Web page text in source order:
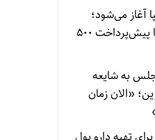
آغاز می‌شود؛
فروش کوئیک S با پیش‌پرداخت ۵۰۰
به شایعه
«الان زمان